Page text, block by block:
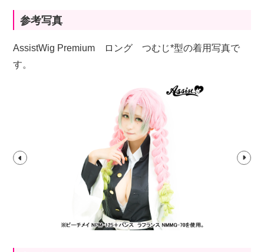
参考写真
AssistWig Premium ロング つむじ*型の着用写真で
す。